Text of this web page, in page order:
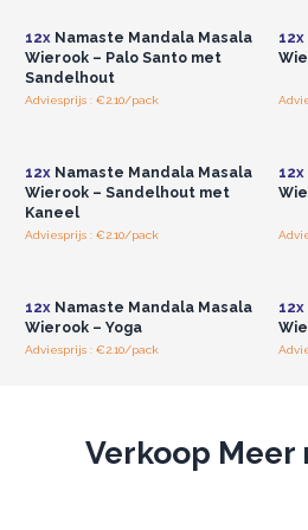
12xNamaste Mandala Masala
Wierook – Palo Santo met
Sandelhout
Adviesprijs : €2.10/pack
12x
12xNamaste Mandala Masala
Wierook – Sandelhout met
Kaneel
Adviesprijs : €2.10/pack
12x
12xNamaste Mandala Masala
Wierook – Yoga
Adviesprijs : €2.10/pack
12x
Verkoop Meer